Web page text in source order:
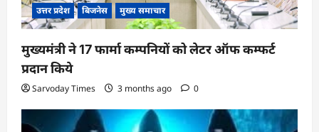
उत्तर प्रदेश बिजनेस मुख्य समाचार
मुख्यमंत्री ने 17 फार्मा कम्पनियों को लेटर ऑफ कम्फर्ट
प्रदान किये
Sarvoday Times 3 months ago 0